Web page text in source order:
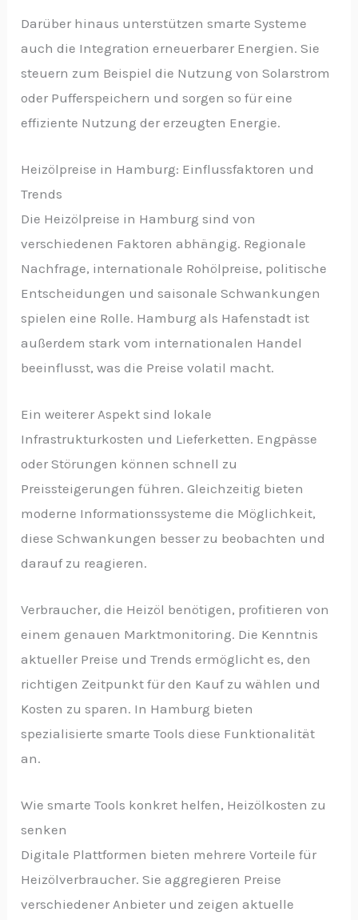
Darüber hinaus unterstützen smarte Systeme
auch die Integration erneuerbarer Energien. Sie
steuern zum Beispiel die Nutzung von Solarstrom
oder Pufferspeichern und sorgen so für eine
effiziente Nutzung der erzeugten Energie.
Heizölpreise in Hamburg: Einflussfaktoren und
Trends
Die Heizölpreise in Hamburg sind von
verschiedenen Faktoren abhängig. Regionale
Nachfrage, internationale Rohölpreise, politische
Entscheidungen und saisonale Schwankungen
spielen eine Rolle. Hamburg als Hafenstadt ist
außerdem stark vom internationalen Handel
beeinflusst, was die Preise volatil macht.
Ein weiterer Aspekt sind lokale
Infrastrukturkosten und Lieferketten. Engpässe
oder Störungen können schnell zu
Preissteigerungen führen. Gleichzeitig bieten
moderne Informationssysteme die Möglichkeit,
diese Schwankungen besser zu beobachten und
darauf zu reagieren.
Verbraucher, die Heizöl benötigen, profitieren von
einem genauen Marktmonitoring. Die Kenntnis
aktueller Preise und Trends ermöglicht es, den
richtigen Zeitpunkt für den Kauf zu wählen und
Kosten zu sparen. In Hamburg bieten
spezialisierte smarte Tools diese Funktionalität
an.
Wie smarte Tools konkret helfen, Heizölkosten zu
senken
Digitale Plattformen bieten mehrere Vorteile für
Heizölverbraucher. Sie aggregieren Preise
verschiedener Anbieter und zeigen aktuelle